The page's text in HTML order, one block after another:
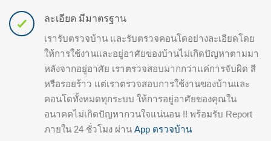
ละเอียด มีมาตรฐาน
เรารับตรวจบ้าน และรับตรวจคอนโดอย่างละเอียดโดย
ให้การใช้งานและอยู่อาศัยของบ้านไม่เกิดปัญหาตามมา
หลังจากอยู่อาศัย เราตรวจสอบมากกว่าแค่การจับผิด สี
หรือรอยร้าว แต่เราตรวจสอบการใช้งานของบ้านและ
คอนโดทั้งหมดทุกระบบ ให้การอยู่อาศัยของคุณใน
อนาคตไม่เกิดปัญหากวนใจแน่นอน !! พร้อมรับ Report
ภายใน 24 ชั่วโมง ผ่าน App ตรวจบ้าน